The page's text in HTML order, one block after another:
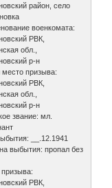
район, село
военкомата:
РВК,
обл.,
р-н
место призыва:
РВК,
обл.,
р-н
звание: мл.
__.12.1941
выбытия: пропал без
РВК,